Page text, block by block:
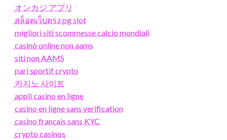
オンカジ アプリ
สล็อตเว็บตรง pg slot
migliori siti scommesse calcio mondiali
casinò online non aams
siti non AAMS
pari sportif crypto
카지노 사이트
appli casino en ligne
casino en ligne sans verification
casino français sans KYC
crypto casinos